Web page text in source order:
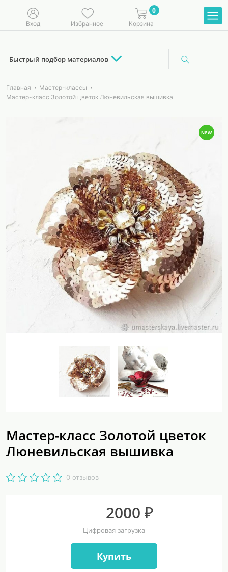
Вход Избранное
0
Корзина
Быстрый подбор материалов
Главная
Мастер-классы
Мастер-класс Золотой цветок Люневильская вышивка
Мастер-класс Золотой цветок
Люневильская вышивка
0 отзывов
2000 ₽
Цифровая загрузка
Купить